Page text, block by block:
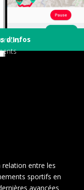
d'Infos
relation entre les
sportifs en
avancées